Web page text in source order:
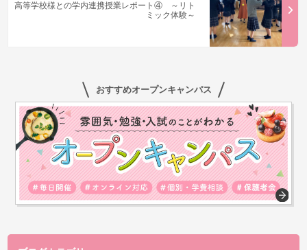
高等学校様との学内連携授業レポート④ ～リト
ミック体験～
おすすめオープンキャンパス